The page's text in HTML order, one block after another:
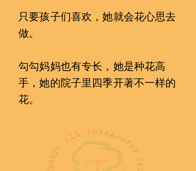
只要孩子󠇡们喜欢，她就会󠇢花心思去
做。
勾勾妈妈也有专长，她是种󠇡花高
手，她的院子󠇡里四季开󠇣著不一󠇡样󠇡的
花。